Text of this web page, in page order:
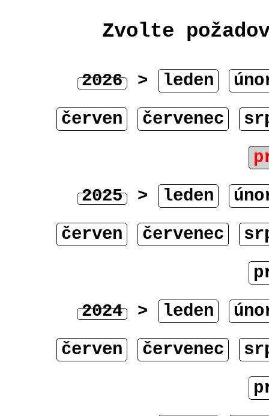
Zvolte
2026 > leden
červen
červenec
2025 > leden
červen
červenec
2024 > leden
červen
červenec